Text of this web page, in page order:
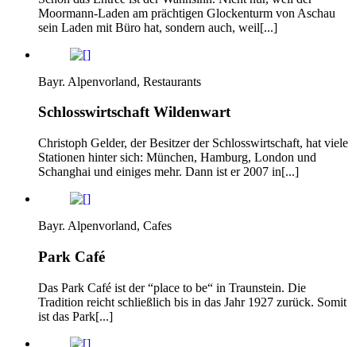
Moormann-Laden am prächtigen Glockenturm von Aschau
sein Laden mit Büro hat, sondern auch, weil[...]
Bayr. Alpenvorland, Restaurants
Schlosswirtschaft Wildenwart
Christoph Gelder, der Besitzer der Schlosswirtschaft, hat viele
Stationen hinter sich: München, Hamburg, London und
Schanghai und einiges mehr. Dann ist er 2007 in[...]
Bayr. Alpenvorland, Cafes
Park Café
Das Park Café ist der “place to be“ in Traunstein. Die
Tradition reicht schließlich bis in das Jahr 1927 zurück. Somit
ist das Park[...]